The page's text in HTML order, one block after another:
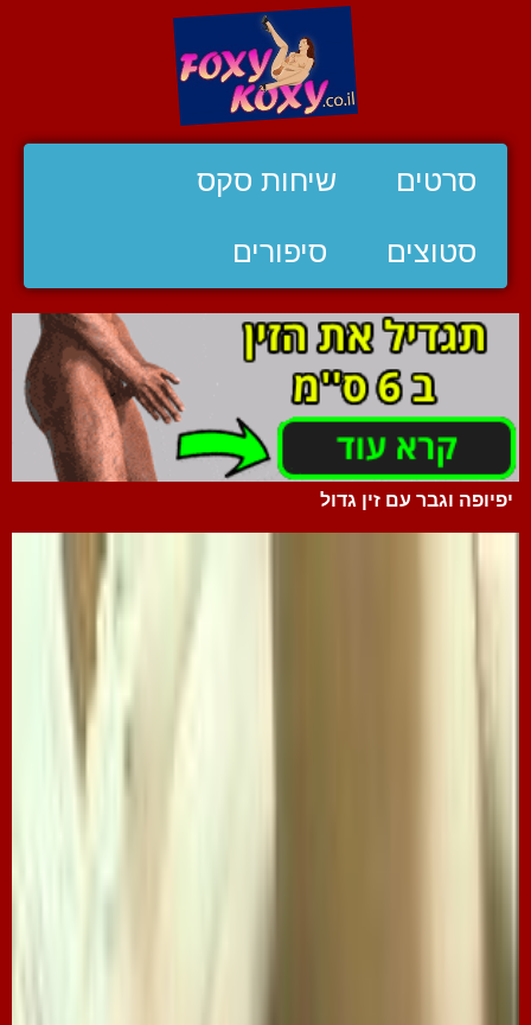
סרטים שיחות סקס
סטוצים סיפורים
יפיופה וגבר עם זין גדול